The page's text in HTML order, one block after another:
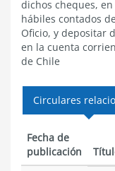
dichos cheques,
hábiles contados
Oficio, y depositar
en la cuenta
de Chile
Circulares
Fecha de
publicación